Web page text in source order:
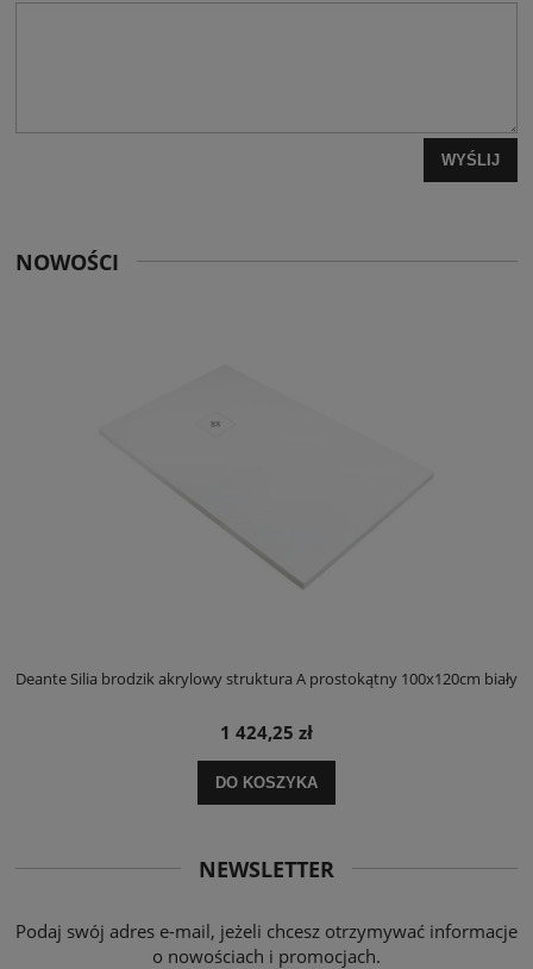
WYŚLIJ
NOWOŚCI
Deante Silia brodzik akrylowy struktura A prostokątny 100x120cm biały
1 424,25 zł
DO KOSZYKA
NEWSLETTER
Podaj swój adres e-mail, jeżeli chcesz otrzymywać informacje
o nowościach i promocjach.